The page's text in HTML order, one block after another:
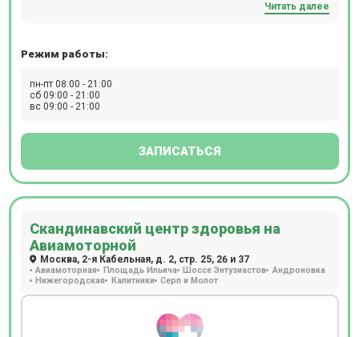
терапия, дерматология и косметология, проктология,
физиотерапия и т.д. Особенностью учреждения является
физкультуры. В отделении проводятся следующие виды
диагностических мероприятий: рентген, эндоскопия, УЗИ,
артериального давления, фарингоскопия, ПЦР, БАК, ИФА.
(иммунологические, гистологические, цитологические
микроскопический метод, микробиологическая
диагностика), проводится вакцинация для взрослых и
детей. Пациентам доступен вызов на дом врача или
младшего медицинского персонала. Детское отделение
представлено следующими специалистами: педиатры,
дерматологи, неврологи, офтальмологи,
оториноларингологи и т.д.Клиника Семейная на
Читать далее
Режим работы:
пн-пт 08:00 - 21:00
сб 09:00 - 21:00
вс 09:00 - 21:00
ЗАПИСАТЬСЯ
Скандинавский центр здоровья на
Авиамоторной
Москва, 2-я Кабельная, д. 2, стр. 25, 26 и 37
Авиамоторная Площадь Ильича Шоссе Энтузиастов Андроновка
Нижегородская Калитники Серп и Молот